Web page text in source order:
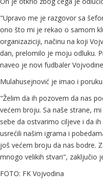
"Upravo me je razgovor sa
ono što mi je rekao o samom
organizaziciji, načinu na koji
dan, prelomilo je moju odluku.
naveo je novi fudbaler
Mulahusejnović je imao i
"Želim da ih pozovem da nas
većem broju. Sa naše strane,
sebe da ostvarimo ciljeve i da
usrećili našim igrama i
još većem broju da nas bodre.
mnogo velikih stvari", zaključio
FOTO: FK Vojvodina